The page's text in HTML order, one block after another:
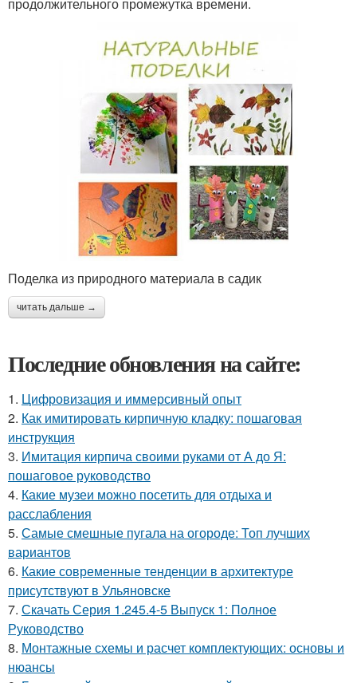
продолжительного промежутка времени.
Поделка из природного материала в садик
читать дальше →
Последние обновления на сайте:
1. Цифровизация и иммерсивный опыт
2. Как имитировать кирпичную кладку: пошаговая
инструкция
3. Имитация кирпича своими руками от А до Я:
пошаговое руководство
4. Какие музеи можно посетить для отдыха и
расслабления
5. Самые смешные пугала на огороде: Топ лучших
вариантов
6. Какие современные тенденции в архитектуре
присутствуют в Ульяновске
7. Скачать Серия 1.245.4-5 Выпуск 1: Полное
Руководство
8. Монтажные схемы и расчет комплектующих: основы и
нюансы